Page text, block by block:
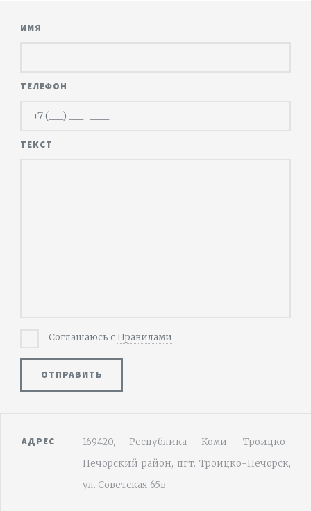
ИМЯ
ТЕЛЕФОН
ТЕКСТ
Соглашаюсь сПравилами
ОТПРАВИТЬ
АДРЕС
169420, Республика Коми, Троицко-
Печорский район, пгт. Троицко-Печорск,
ул. Советская 65в